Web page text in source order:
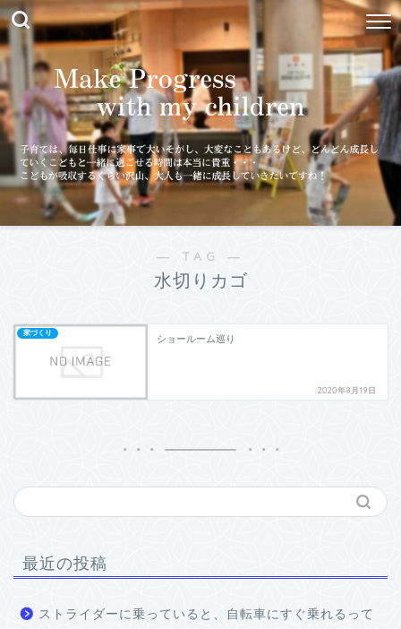
― TAG ―
水切りカゴ
家づくり
ショールーム巡り
2020年8月19日
最近の投稿
ストライダーに乗っていると、自転車にすぐ乗れるって